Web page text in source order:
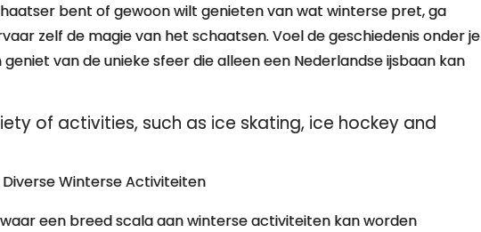
bent of gewoon wilt genieten van wat winterse pret, ga
zelf de magie van het schaatsen. Voel de geschiedenis onder je
van de unieke sfeer die alleen een Nederlandse ijsbaan kan
of activities, such as ice skating, ice hockey and
Winterse Activiteiten
een breed scala aan winterse activiteiten kan worden